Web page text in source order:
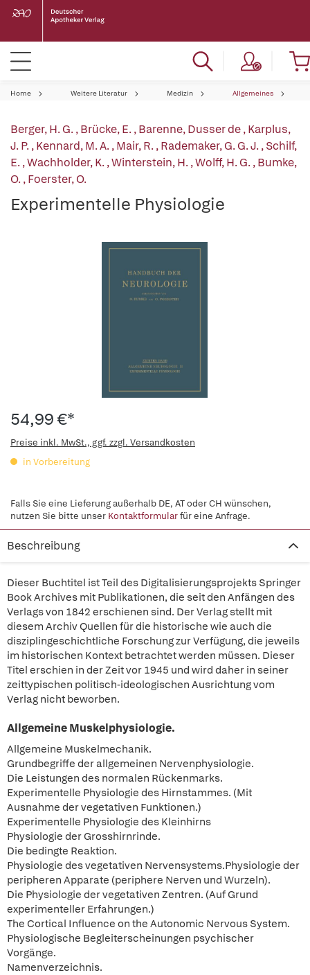
Home Weitere Literatur Medizin Allgemeines
Berger, H. G.,Brücke, E.,Barenne, Dusser de,Karplus,
J. P.,Kennard, M. A.,Mair, R.,Rademaker, G. G. J.,Schilf,
E.,Wachholder, K.,Winterstein, H.,Wolff, H. G.,Bumke,
O.,Foerster, O.
Experimentelle Physiologie
54,99 €*
Preise inkl. MwSt., ggf. zzgl. Versandkosten
in Vorbereitung
Falls Sie eine Lieferung außerhalb DE, AT oder CH wünschen,
nutzen Sie bitte unser Kontaktformularfür eine Anfrage.
Beschreibung
Dieser Buchtitel ist Teil des Digitalisierungsprojekts Springer
Book Archives mit Publikationen, die seit den Anfängen des
Verlags von 1842 erschienen sind. Der Verlag stellt mit
diesem Archiv Quellen für die historische wie auch die
disziplingeschichtliche Forschung zur Verfügung, die jeweils
im historischen Kontext betrachtet werden müssen. Dieser
Titel erschien in der Zeit vor 1945 und wird daher in seiner
zeittypischen politisch-ideologischen Ausrichtung vom
Verlag nicht beworben.
Allgemeine Muskelphysiologie.
Allgemeine Muskelmechanik.
Grundbegriffe der allgemeinen Nervenphysiologie.
Die Leistungen des normalen Rückenmarks.
Experimentelle Physiologie des Hirnstammes. (Mit
Ausnahme der vegetativen Funktionen.)
Experimentelle Physiologie des Kleinhirns
Physiologie der Grosshirnrinde.
Die bedingte Reaktion.
Physiologie des vegetativen Nervensystems.Physiologie der
peripheren Apparate (periphere Nerven und Wurzeln).
Die Physiologie der vegetativen Zentren. (Auf Grund
experimenteller Erfahrungen.)
The Cortical Influence on the Autonomic Nervous System.
Physiologische Begleiterscheinungen psychischer
Vorgänge.
Namenverzeichnis.